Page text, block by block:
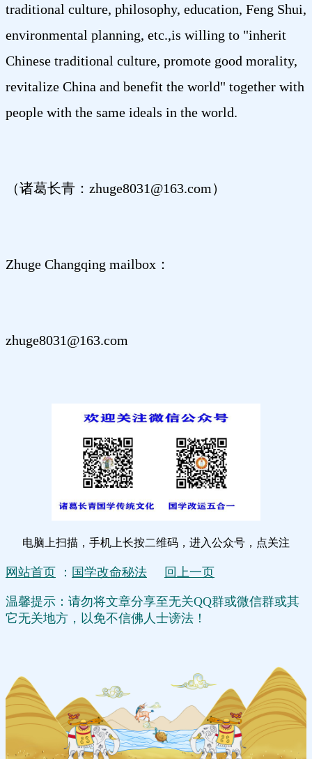
traditional culture, philosophy, education, Feng Shui,
environmental planning, etc.,is willing to "inherit
Chinese traditional culture, promote good morality,
revitalize China and benefit the world" together with
people with the same ideals in the world.
（诸葛长青：zhuge8031@163.com）
Zhuge Changqing mailbox：
zhuge8031@163.com
电脑上扫描，手机上长按二维码，进入公众号，点关注
网站首页 ： 国学改命秘法 回上一页
温馨提示：请勿将文章分享至无关QQ群或微信群或其
它无关地方，以免不信佛人士谤法！